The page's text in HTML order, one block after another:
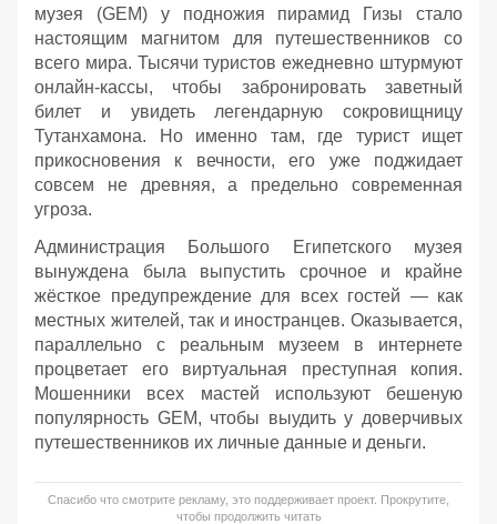
музея (GEM) у подножия пирамид Гизы стало
настоящим магнитом для путешественников со
всего мира. Тысячи туристов ежедневно штурмуют
онлайн-кассы, чтобы забронировать заветный
билет и увидеть легендарную сокровищницу
Тутанхамона. Но именно там, где турист ищет
прикосновения к вечности, его уже поджидает
совсем не древняя, а предельно современная
угроза.
Администрация Большого Египетского музея
вынуждена была выпустить срочное и крайне
жёсткое предупреждение для всех гостей — как
местных жителей, так и иностранцев. Оказывается,
параллельно с реальным музеем в интернете
процветает его виртуальная преступная копия.
Мошенники всех мастей используют бешеную
популярность GEM, чтобы выудить у доверчивых
путешественников их личные данные и деньги.
Спасибо что смотрите рекламу, это поддерживает проект. Прокрутите,
чтобы продолжить читать